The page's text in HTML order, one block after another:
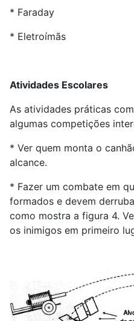
* Faraday
* Eletroímãs
Atividades Escolares
As atividades práticas
algumas competições
* Ver quem monta o
alcance.
* Fazer um combate em
formados e devem
como mostra a figura 4.
os inimigos em primeiro